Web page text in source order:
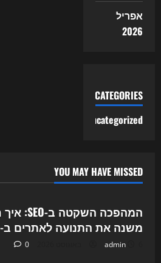
אפריל
2026
CATEGORIES
Uncategorized
YOU MAY HAVE MISSED
Uncategorized
משנה את התנועה לאתרים ב-2026
admin
0 Uncategorized